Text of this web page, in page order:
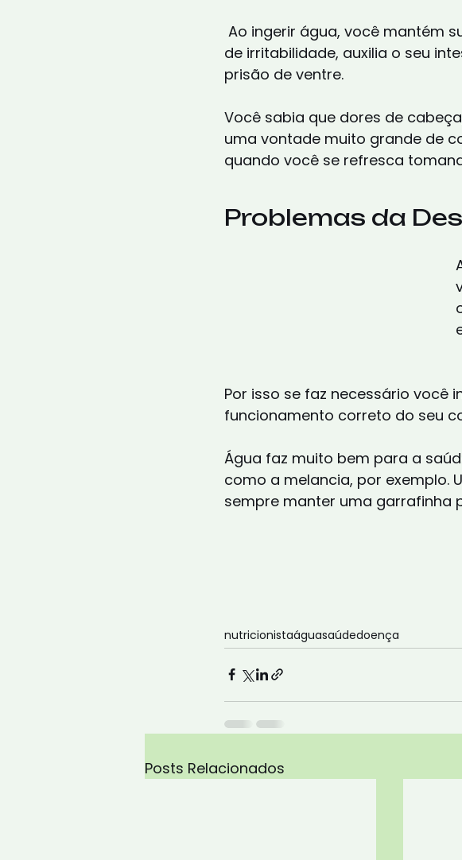
de irritabilidade, auxilia o seu
prisão de ventre.
Você sabia que dores de
uma vontade muito grande de
quando você se refresca
Problemas da
Por isso se faz necessário você
funcionamento correto do seu
Água faz muito bem para a
como a melancia, por exemplo.
sempre manter uma garrafinha
nutricionistaáguasaúdedoença
Posts Relacionados